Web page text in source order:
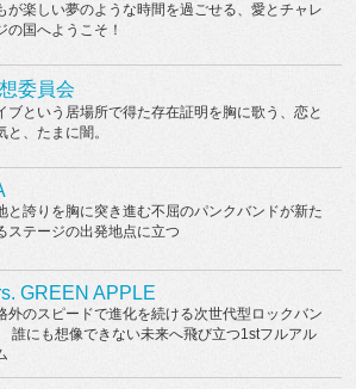
が楽しい夢のような時間を過ごせる、愛とチャレ
の国へようこそ！
委員会
ブという居場所で得た存在証明を胸に歌う、恋と
と、たまに闇。
と誇りを胸に突き進む不屈のパンクバンドが新た
ステージの出発地点に立つ
GREEN APPLE
外のスピードで進化を続ける次世代型ロックバン
誰にも想像できない未来へ飛び立つ1stフルアル